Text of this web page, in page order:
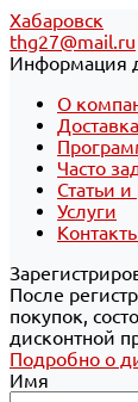
Хабаровск
thg27@mail.ru
Информация
О
Часто
Статьи
Услуги
После
покупок,
дисконтной
Подробно о
Имя